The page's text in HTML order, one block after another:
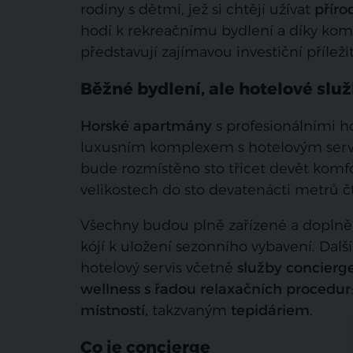
rodiny s dětmi, jež si chtějí užívat
hodí k rekreačnímu bydlení a díky
představují zajímavou investiční
Běžné bydlení, ale hotelové
Horské apartmány s profesionálními
luxusním komplexem s hotelovým
bude rozmístěno sto třicet devět
velikostech do sto devatenácti metrů
Všechny budou plně zařízené a
kójí k uložení sezonního vybavení.
hotelový servis včetně služby
wellness s řadou relaxačních procedur
místností, takzvaným tepidáriem.
Co je concierge